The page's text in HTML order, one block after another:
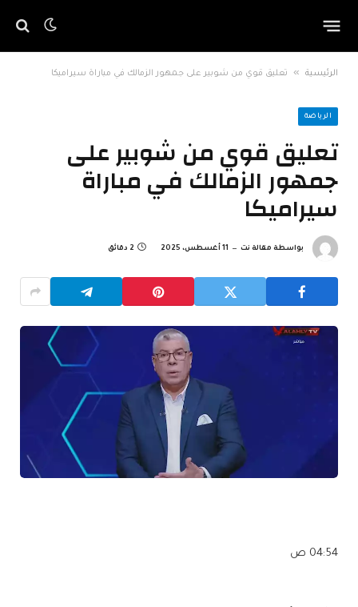
الرئيسية » تعليق قوي من شوبير على جمهور الزمالك في مباراة سيراميكا
الرياضة
تعليق قوي من شوبير على
جمهور الزمالك في مباراة
سيراميكا
بواسطة مقالة نت 11 أغسطس، 2025 2 دقائق
04:54 ص